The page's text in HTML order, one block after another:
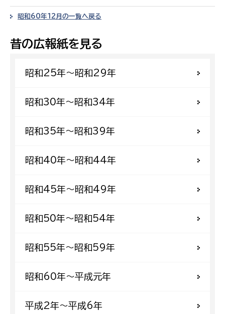
昔の広報紙を見る
昭和25年〜昭和29年
昭和30年〜昭和34年
昭和35年〜昭和39年
昭和40年〜昭和44年
昭和45年〜昭和49年
昭和50年〜昭和54年
昭和55年〜昭和59年
昭和60年〜平成元年
平成2年〜平成6年
昭和60年12月の一覧へ戻る